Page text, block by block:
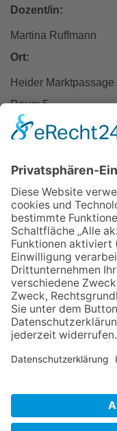
Dozent/in:
Martina Ruffmann
Ort:
Heider
Raum 5
Termin:
Zurück
Impressum
Widerruf